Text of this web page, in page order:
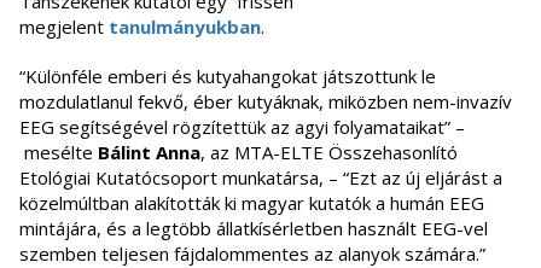
megjelent tanulmányukban.
“Különféle emberi és kutyahangokat játszottunk le
mozdulatlanul fekvő, éber kutyáknak, miközben nem-invazív
EEG segítségével rögzítettük az agyi folyamataikat” –
mesélte Bálint Anna, az MTA-ELTE Összehasonlító
Etológiai Kutatócsoport munkatársa, – “Ezt az új eljárást a
közelmúltban alakították ki magyar kutatók a humán EEG
mintájára, és a legtöbb állatkísérletben használt EEG-vel
szemben teljesen fájdalommentes az alanyok számára.”